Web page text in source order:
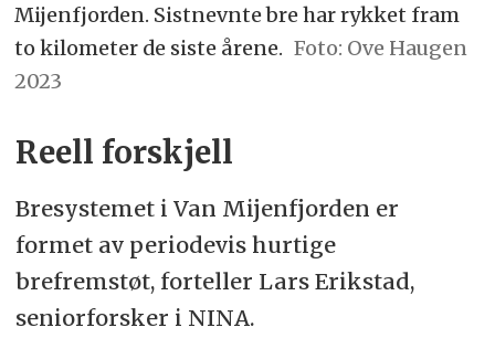
Mijenfjorden. Sistnevnte bre har rykket fram
to kilometer de siste årene.
Ove Haugen
2023
Reell forskjell
Bresystemet i Van Mijenfjorden er
formet av periodevis hurtige
brefremstøt, forteller Lars Erikstad,
seniorforsker i NINA.